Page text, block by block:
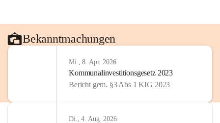
Bekanntmachungen
Mi., 8. Apr. 2026
Kommunalinvestitionsgesetz 2023
Bericht gem. §3 Abs 1 KIG 2023
Di., 4. Aug. 2026